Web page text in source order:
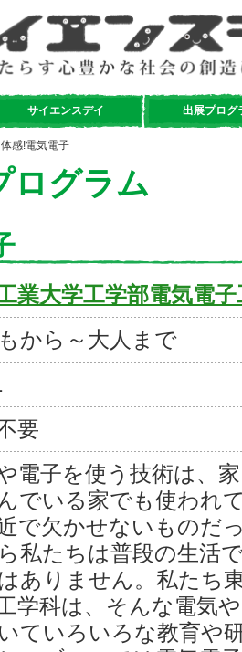
サイエンスデイ 出展プログ
感!電気電子
ログラム
業大学工学部電気電
から～大人まで
要
電子を使う技術は、
でいる家でも使われ
で欠かせないものだ
私たちは普段の生活
ありません。私たち
学科は、そんな電気
ていろいろな教育や